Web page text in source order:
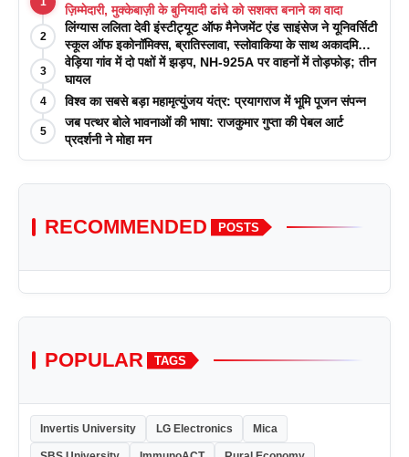
ज़िम्मेदारी, मुक्केबाज़ी के बुनियादी ढांचे को सशक्त बनाने का वादा
2
लिंग्यास ललिता देवी इंस्टीट्यूट ऑफ मैनेजमेंट एंड साइंसेज ने यूनिवर्सिटी
स्कूल ऑफ इकोनॉमिक्स, ब्रातिस्लावा, स्लोवाकिया के साथ अकादमिक
पत्रिकाओं में प्रकाशन रणनीतियों पर एक दिवसीय कार्यशाला का
आयोजन किया
3
वेड़िया गांव में दो पक्षों में झड़प, NH-925A पर वाहनों में तोड़फोड़; तीन
घायल
4 विश्व का सबसे बड़ा महामृत्युंजय यंत्र: प्रयागराज में भूमि पूजन संपन्न
5
जब पत्थर बोले भावनाओं की भाषा: राजकुमार गुप्ता की पेबल आर्ट
प्रदर्शनी ने मोहा मन
RECOMMENDED POSTS
POPULAR TAGS
Invertis University LG Electronics Mica